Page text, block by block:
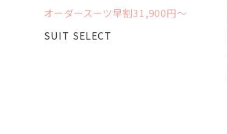
オーダースーツ早割31,900円〜
SUIT SELECT